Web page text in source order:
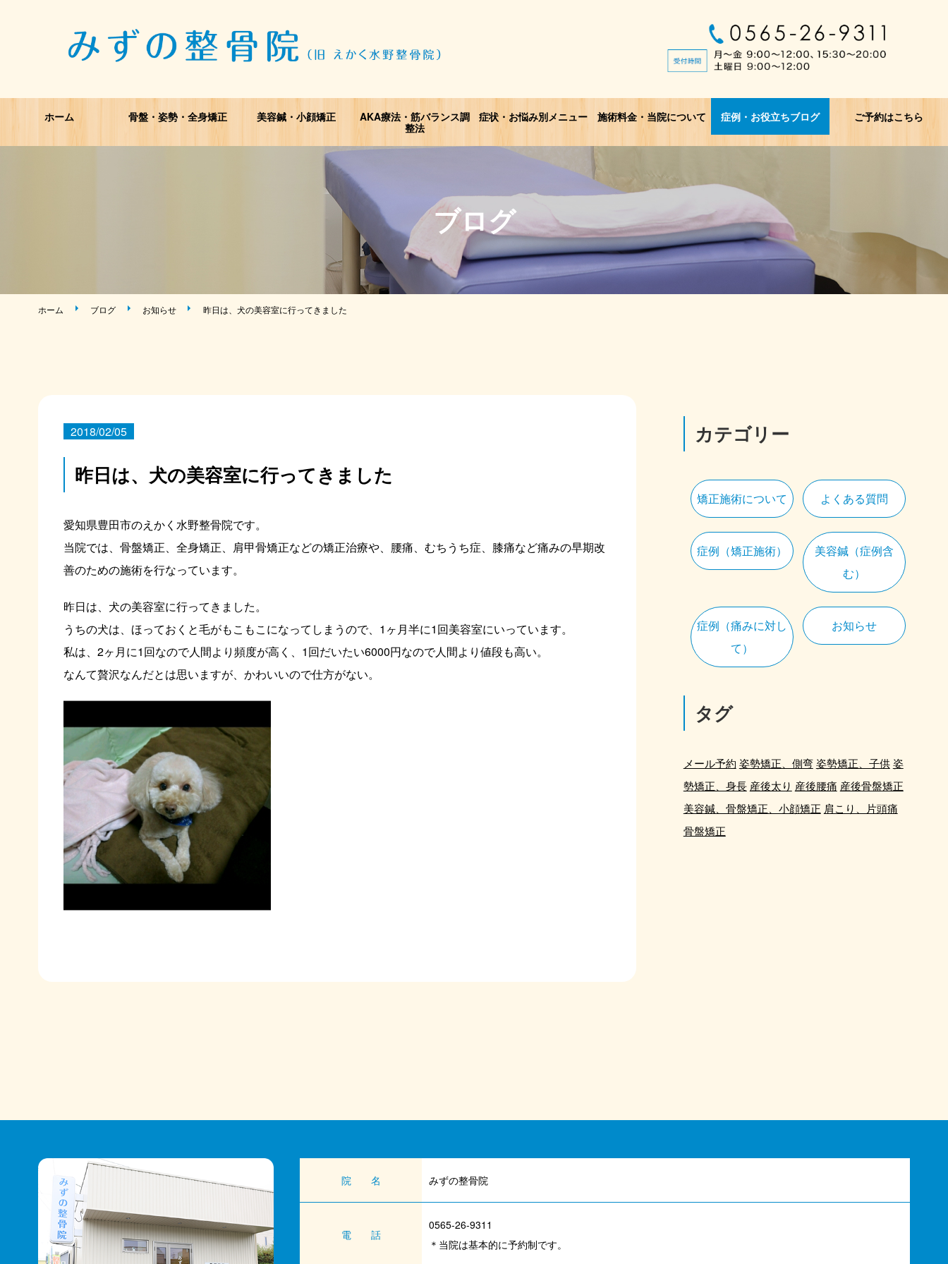
ホーム 骨盤・姿勢・全身矯正 美容鍼・小顔矯正
AKA療法・筋バランス調
整法
症状・お悩み別メニュー 施術料金・当院について 症例・お役立ちブログ ご予約はこちら
ブログ
ホーム ブログ お知らせ 昨日は、犬の美容室に行ってきました
2018/02/05
昨日は、犬の美容室に行ってきました
愛知県豊田市のえかく水野整骨院です。
当院では、骨盤矯正、全身矯正、肩甲骨矯正などの矯正治療や、腰痛、むちうち症、膝痛など痛みの早期改
善のための施術を行なっています。
昨日は、犬の美容室に行ってきました。
うちの犬は、ほっておくと毛がもこもこになってしまうので、1ヶ月半に1回美容室にいっています。
私は、2ヶ月に1回なので人間より頻度が高く、1回だいたい6000円なので人間より値段も高い。
なんて贅沢なんだとは思いますが、かわいいので仕方がない。
カテゴリー
矯正施術について よくある質問
症例（矯正施術）
美容鍼（症例含
む）
症例（痛みに対し
て）
お知らせ
タグ
メール予約 姿勢矯正、側弯 姿勢矯正、子供 姿
勢矯正、身長 産後太り 産後腰痛 産後骨盤矯正
美容鍼、骨盤矯正、小顔矯正 肩こり、片頭痛
骨盤矯正
院 名 みずの整骨院
電 話
0565-26-9311
＊当院は基本的に予約制です。